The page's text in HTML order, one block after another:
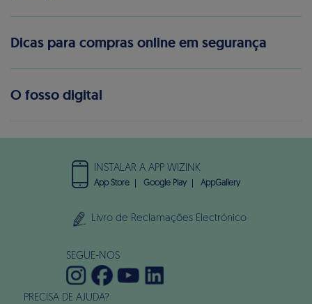
Dicas para compras online em segurança
O fosso digital
PRECISA DE AJUDA?
INSTALAR A APP WIZINK
App Store Google Play AppGallery
Livro de Reclamações Electrónico
SEGUE-NOS